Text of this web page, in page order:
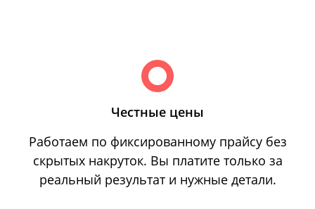
Честные цены
Работаем по фиксированному прайсу без
скрытых накруток. Вы платите только за
реальный результат и нужные детали.